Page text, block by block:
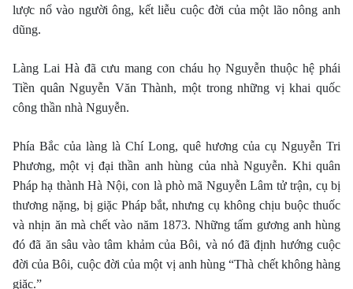
lược nổ vào người ông, kết liễu cuộc đời của một lão nông anh
dũng.
Làng Lai Hà đã cưu mang con cháu họ Nguyễn thuộc hệ phái
Tiền quân Nguyễn Văn Thành, một trong những vị khai quốc
công thần nhà Nguyễn.
Phía Bắc của làng là Chí Long, quê hương của cụ Nguyễn Tri
Phương, một vị đại thần anh hùng của nhà Nguyễn. Khi quân
Pháp hạ thành Hà Nội, con là phò mã Nguyễn Lâm tử trận, cụ bị
thương nặng, bị giặc Pháp bắt, nhưng cụ không chịu buộc thuốc
và nhịn ăn mà chết vào năm 1873. Những tấm gương anh hùng
đó đã ăn sâu vào tâm khảm của Bôi, và nó đã định hướng cuộc
đời của Bôi, cuộc đời của một vị anh hùng “Thà chết không hàng
giặc.”